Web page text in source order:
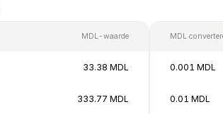
MDL-waarde
33.38 MDL
333.77 MDL
MDL
0.001 MDL
0.01 MDL